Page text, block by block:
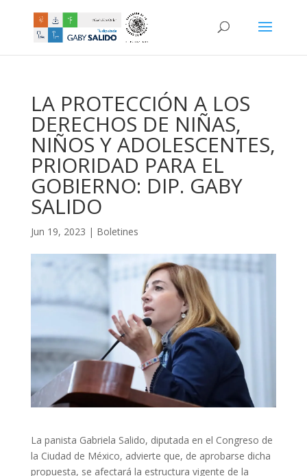
LA PROTECCIÓN A LOS
DERECHOS DE NIÑAS,
NIÑOS Y ADOLESCENTES,
PRIORIDAD PARA EL
GOBIERNO: DIP. GABY
SALIDO
Jun 19, 2023 | Boletines
La panista Gabriela Salido, diputada en el Congreso de
la Ciudad de México, advierte que, de aprobarse dicha
propuesta, se afectará la estructura vigente de la